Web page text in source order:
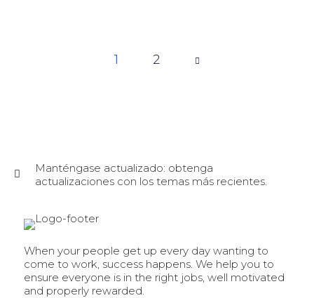
Page
1 2
Manténgase actualizado: obtenga
actualizaciones con los temas más recientes.
When your people get up every day wanting to
come to work, success happens. We help you to
ensure everyone is in the right jobs, well motivated
and properly rewarded.